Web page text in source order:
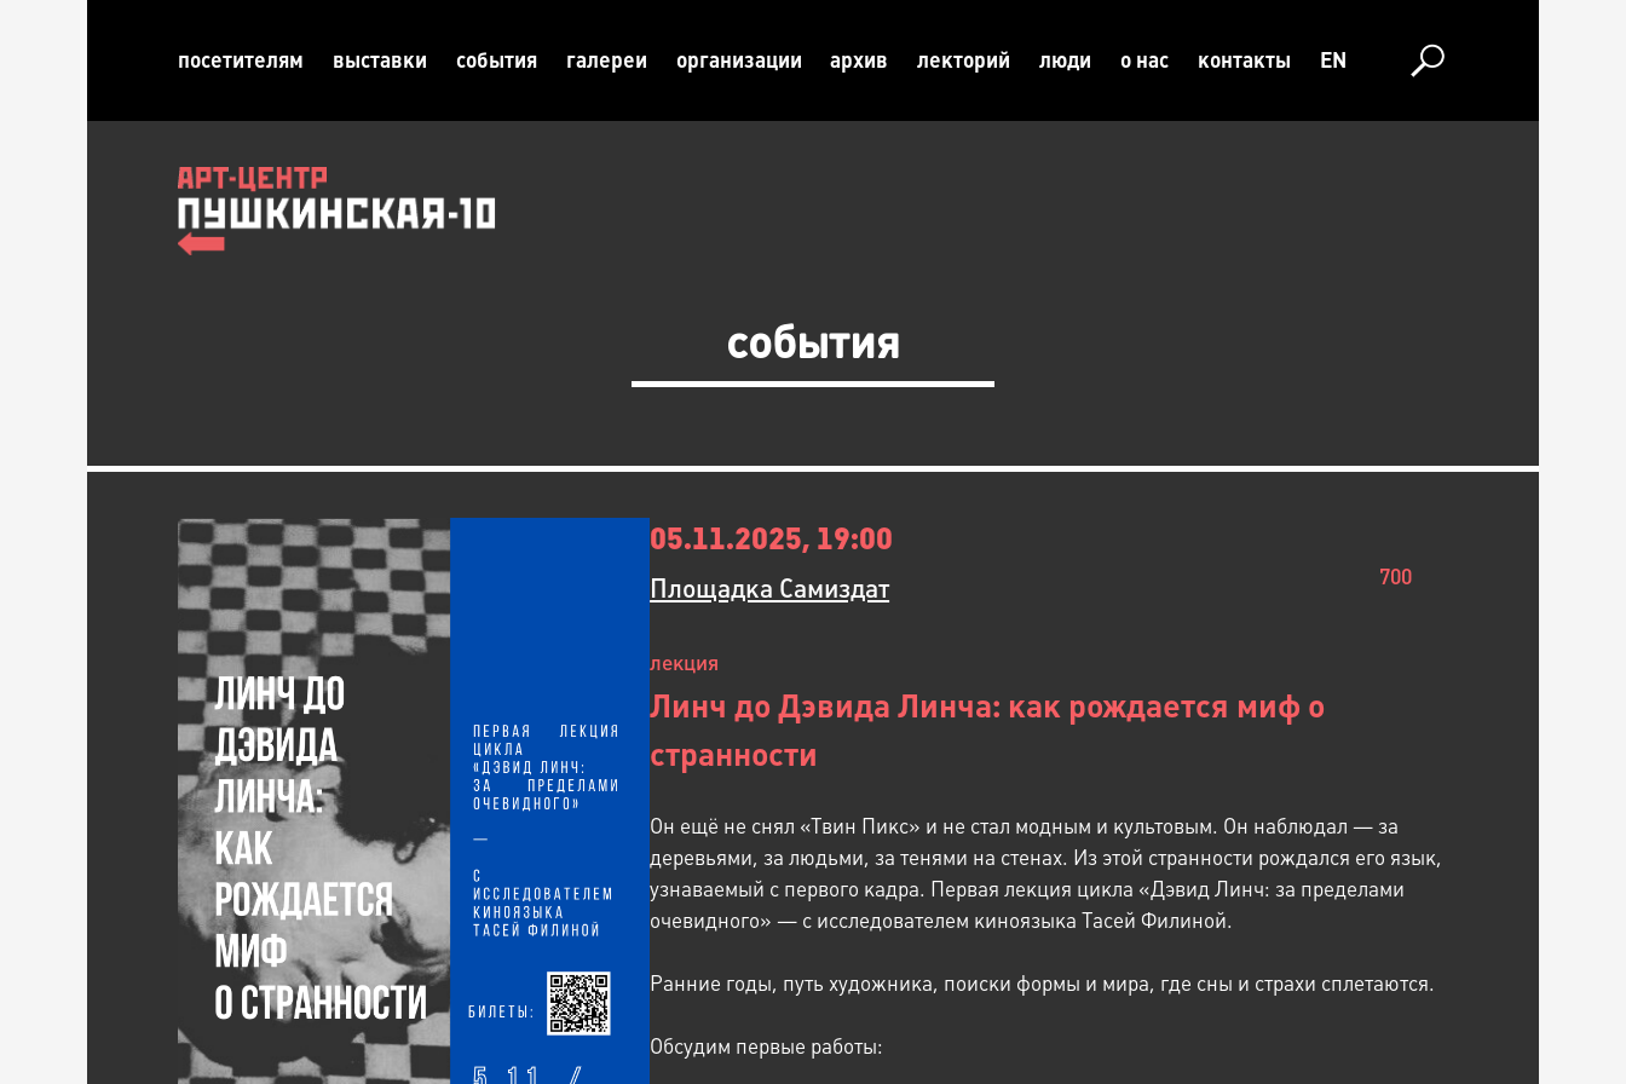
посетителям выставки события галереи организации архив лекторий люди о нас контакты EN
события
05.11.2025, 19:00
Площадка Самиздат
лекция
Линч до Дэвида Линча: как рождается миф о
странности
700
Он ещё не снял «Твин Пикс» и не стал модным и культовым. Он наблюдал — за
деревьями, за людьми, за тенями на стенах. Из этой странности рождался его язык,
узнаваемый с первого кадра. Первая лекция цикла «Дэвид Линч: за пределами
очевидного» — с исследователем киноязыка Тасей Филиной.
Ранние годы, путь художника, поиски формы и мира, где сны и страхи сплетаются.
Обсудим первые работы: